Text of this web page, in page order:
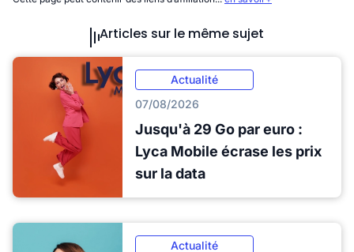
Articles sur le même sujet
Actualité
07/08/2026
Jusqu'à 29 Go par euro :
Lyca Mobile écrase les prix
sur la data
Actualité